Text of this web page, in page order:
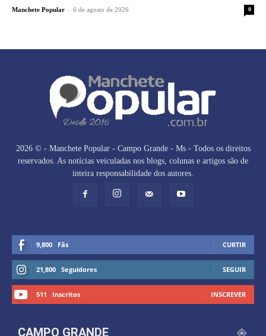
Manchete Popular - 6 de agosto de 2026 0
2026 © - Manchete Popular - Campo Grande - Ms - Todos os direitos
reservados. As notícias veiculadas nos blogs, colunas e artigos são de
inteira responsabilidade dos autores.
9,800 Fãs CURTIR
21,800 Seguidores SEGUIR
511 Inscritos INSCREVER
CAMPO GRANDE